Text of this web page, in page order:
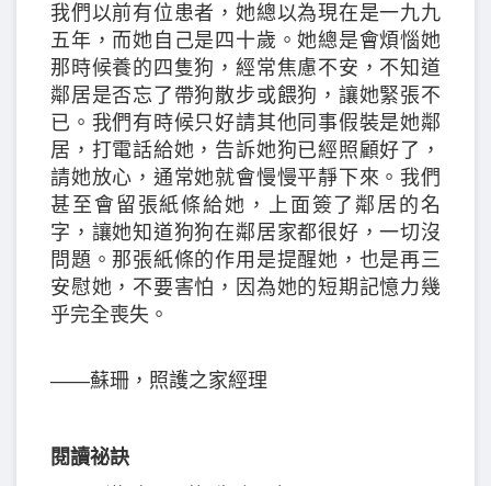
我們以前有位患者，她總以為現在是一九九
五年，而她自己是四十歲。她總是會煩惱她
那時候養的四隻狗，經常焦慮不安，不知道
鄰居是否忘了帶狗散步或餵狗，讓她緊張不
已。我們有時候只好請其他同事假裝是她鄰
居，打電話給她，告訴她狗已經照顧好了，
請她放心，通常她就會慢慢平靜下來。我們
甚至會留張紙條給她，上面簽了鄰居的名
字，讓她知道狗狗在鄰居家都很好，一切沒
問題。那張紙條的作用是提醒她，也是再三
安慰她，不要害怕，因為她的短期記憶力幾
乎完全喪失。
——蘇珊，照護之家經理
閱讀祕訣